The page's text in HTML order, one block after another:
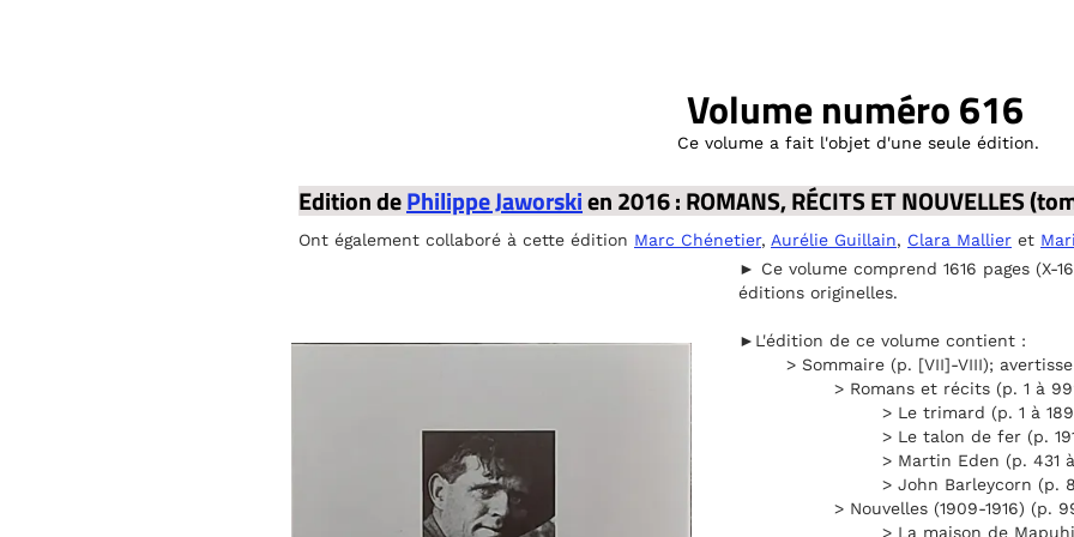
Volume numéro 616
Ce volume a fait l'objet d'une seule édition.
Edition dePhilippe Jaworskien 2016 : ROMANS, RÉCITS ET NOUVELLES
Ont également collaboré à cette édition Marc Chénetier, Aurélie Guillain, Clara Mallier et
► Ce volume comprend 1616 pages
éditions originelles.
►L'édition de ce volume contient :
> Sommaire (p. [VII]-VIII);
> Romans et récits (p. 1 à
> Le trimard (p. 1 à
> Le talon de fer (p.
> Martin Eden (p. 431
> John Barleycorn (p.
> Nouvelles (1909-1916) (p.
> La maison de